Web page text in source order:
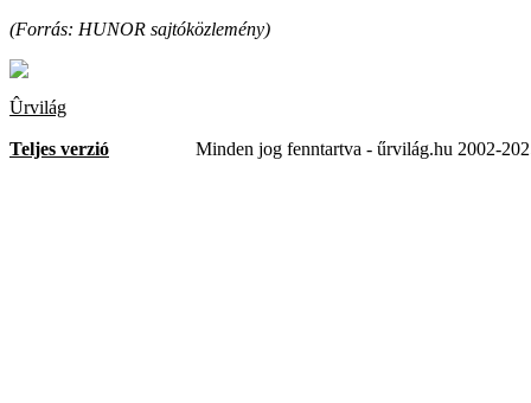
(Forrás: HUNOR sajtóközlemény)
Ûrvilág
Teljes verzió Minden jog fenntartva - űrvilág.hu 2002-